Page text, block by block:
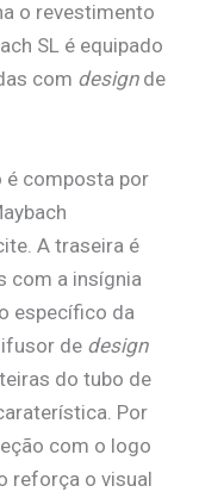
o revestimento
SL é equipado
com designde
composta por
A traseira é
com a insígnia
específico da
de design
do tubo de
Por
com o logo
reforça o visual